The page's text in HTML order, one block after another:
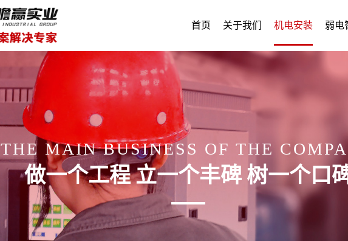
首页 关于我们 机电安装 弱电
THE MAIN BUSINESS OF THE
做一个工程 立一个丰碑 树一个口